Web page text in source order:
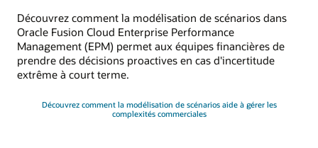
Découvrez comment la modélisation de scénarios dans
Oracle Fusion Cloud Enterprise Performance
Management (EPM) permet aux équipes financières de
prendre des décisions proactives en cas d'incertitude
extrême à court terme.
Découvrez comment la modélisation de scénarios aide à gérer les
complexités commerciales